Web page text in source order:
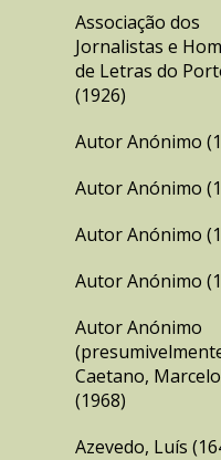
Associação dos
Jornalistas e
de Letras do
(1926)
Autor Anónimo
Autor Anónimo
Autor Anónimo
Autor Anónimo
Autor Anónimo
Caetano,
(1968)
Azevedo, Luís